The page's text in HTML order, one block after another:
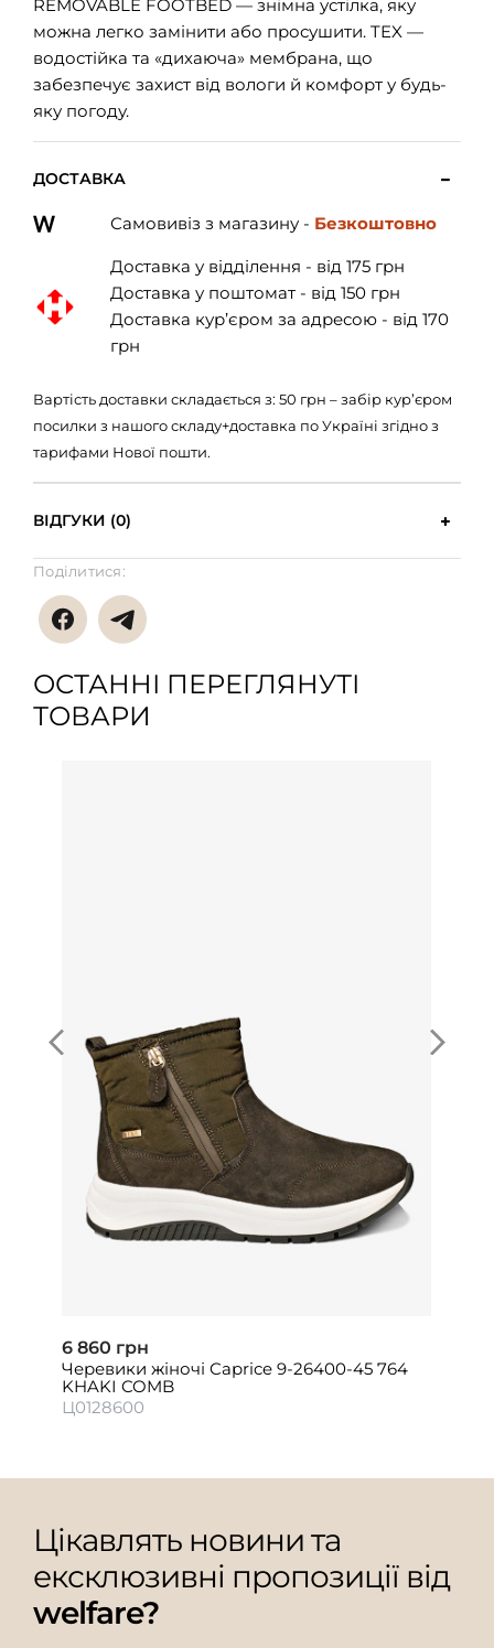
REMOVABLE FOOTBED — знімна устілка, яку
можна легко замінити або просушити. TEX —
водостійка та «дихаюча» мембрана, що
забезпечує захист від вологи й комфорт у будь-
яку погоду.
ДОСТАВКА
Самовивіз з магазину - Безкоштовно
Доставка у відділення - від 175 грн
Доставка у поштомат - від 150 грн
Доставка кур’єром за адресою - від 170
грн
Вартість доставки складається з: 50 грн – забір кур’єром
посилки з нашого складу+доставка по Україні згідно з
тарифами Нової пошти.
ВІДГУКИ (0)
Поділитися:
ОСТАННІ ПЕРЕГЛЯНУТІ
ТОВАРИ
6 860 грн
Черевики жіночі Caprice 9-26400-45 764
KHAKI COMB
Ц0128600
Цікавлять новини та
ексклюзивні пропозиції від
welfare?